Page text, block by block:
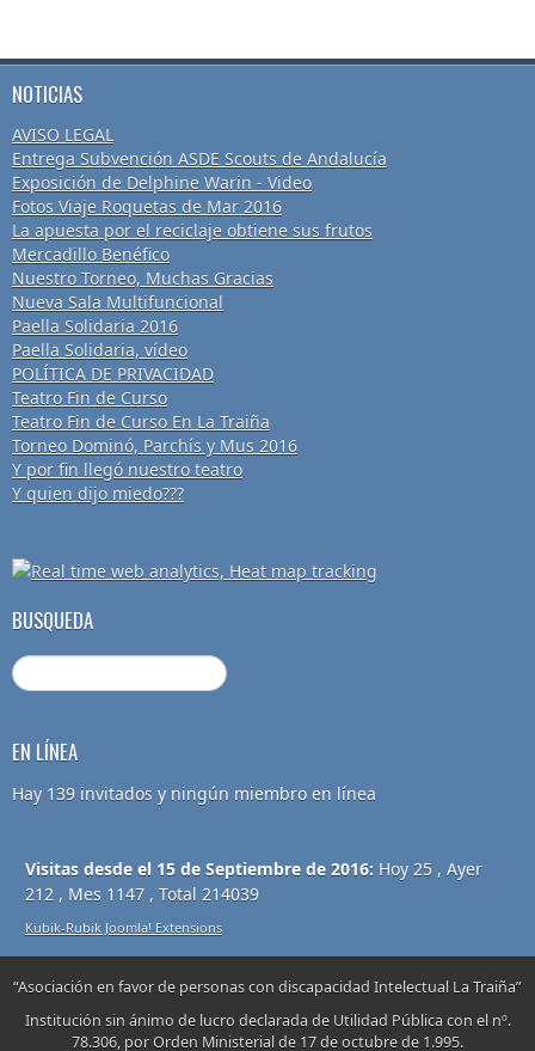
NOTICIAS
AVISO LEGAL
Entrega Subvención ASDE Scouts de Andalucía
Exposición de Delphine Warin - Video
Fotos Viaje Roquetas de Mar 2016
La apuesta por el reciclaje obtiene sus frutos
Mercadillo Benéfico
Nuestro Torneo, Muchas Gracias
Nueva Sala Multifuncional
Paella Solidaria 2016
Paella Solidaria, vídeo
POLÍTICA DE PRIVACIDAD
Teatro Fin de Curso
Teatro Fin de Curso En La Traiña
Torneo Dominó, Parchís y Mus 2016
Y por fin llegó nuestro teatro
Y quien dijo miedo???
BUSQUEDA
EN LÍNEA
Hay 139 invitados y ningún miembro en línea
Visitas desde el 15 de Septiembre de 2016: Hoy 25 , Ayer
212 , Mes 1147 , Total 214039
Kubik-Rubik Joomla! Extensions
“Asociación en favor de personas con discapacidad Intelectual La Traiña”
Institución sin ánimo de lucro declarada de Utilidad Pública con el nº.
78.306, por Orden Ministerial de 17 de octubre de 1.995.